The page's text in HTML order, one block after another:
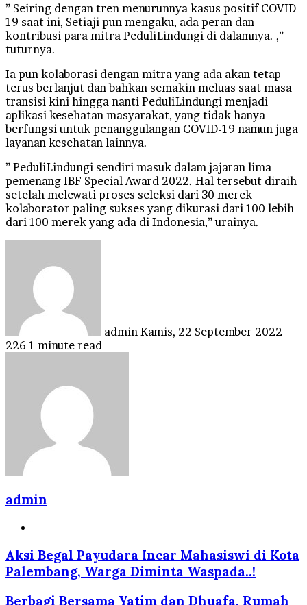
” Seiring dengan tren menurunnya kasus positif COVID-
19 saat ini, Setiaji pun mengaku, ada peran dan
kontribusi para mitra PeduliLindungi di dalamnya. ,”
tuturnya.
Ia pun kolaborasi dengan mitra yang ada akan tetap
terus berlanjut dan bahkan semakin meluas saat masa
transisi kini hingga nanti PeduliLindungi menjadi
aplikasi kesehatan masyarakat, yang tidak hanya
berfungsi untuk penanggulangan COVID-19 namun juga
layanan kesehatan lainnya.
” PeduliLindungi sendiri masuk dalam jajaran lima
pemenang IBF Special Award 2022. Hal tersebut diraih
setelah melewati proses seleksi dari 30 merek
kolaborator paling sukses yang dikurasi dari 100 lebih
dari 100 merek yang ada di Indonesia,” urainya.
admin Kamis, 22 September 2022
226 1 minute read
admin
Aksi Begal Payudara Incar Mahasiswi di Kota
Palembang, Warga Diminta Waspada..!
Berbagi Bersama Yatim dan Dhuafa, Rumah